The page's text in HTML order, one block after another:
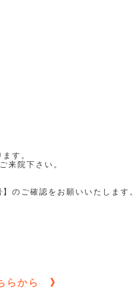
す。
来院下さい。
のご確認をお願いいたします。
らから
》